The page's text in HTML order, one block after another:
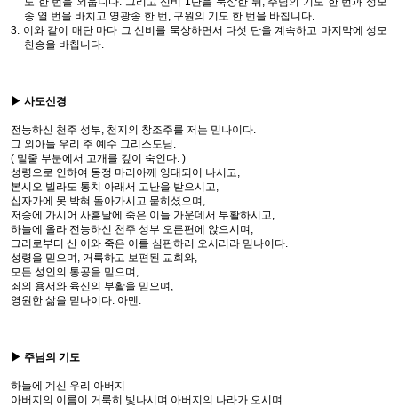
송 열 번을 바치고 영광송 한 번, 구원의 기도 한 번을 바칩니다.
3. 이와 같이 매단 마다 그 신비를 묵상하면서 다섯 단을 계속하고 마지막에 성모
찬송을 바칩니다.
▶ 사도신경
전능하신 천주 성부, 천지의 창조주를 저는 믿나이다.
그 외아들 우리 주 예수 그리스도님.
( 밑줄 부분에서 고개를 깊이 숙인다. )
성령으로 인하여 동정 마리아께 잉태되어 나시고,
본시오 빌라도 통치 아래서 고난을 받으시고,
십자가에 못 박혀 돌아가시고 묻히셨으며,
저승에 가시어 사흗날에 죽은 이들 가운데서 부활하시고,
하늘에 올라 전능하신 천주 성부 오른편에 앉으시며,
그리로부터 산 이와 죽은 이를 심판하러 오시리라 믿나이다.
성령을 믿으며, 거룩하고 보편된 교회와,
모든 성인의 통공을 믿으며,
죄의 용서와 육신의 부활을 믿으며,
영원한 삶을 믿나이다. 아멘.
▶ 주님의 기도
하늘에 계신 우리 아버지
아버지의 이름이 거룩히 빛나시며 아버지의 나라가 오시며